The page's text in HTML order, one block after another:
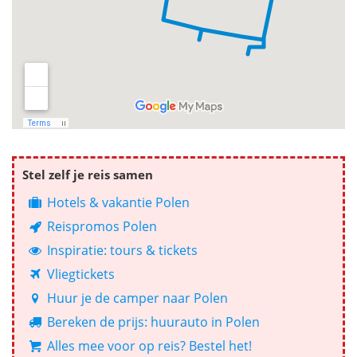
Stel zelf je reis samen
Hotels & vakantie Polen
Reispromos Polen
Inspiratie: tours & tickets
Vliegtickets
Huur je de camper naar Polen
Bereken de prijs: huurauto in Polen
Alles mee voor op reis? Bestel het!